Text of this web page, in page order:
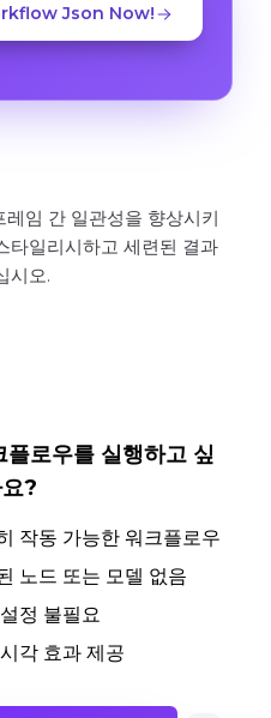
Json Now!
임 간 일관성을 향상시키
타일리시하고 세련된 결과
시오.
플로우를 실행하고 싶
?
작동 가능한 워크플로우
노드 또는 모델 없음
정 불필요
각 효과 제공